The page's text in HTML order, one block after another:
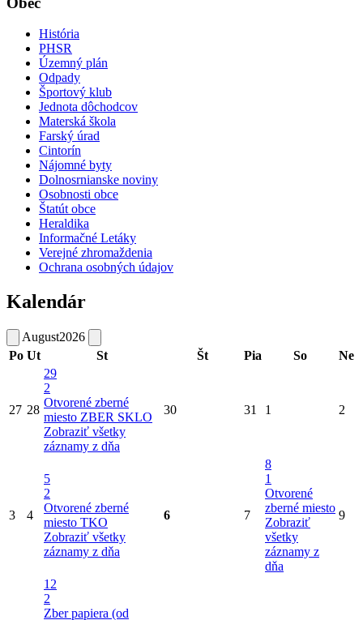
História
PHSR
Územný plán
Odpady
Športový klub
Jednota dôchodcov
Materská škola
Farský úrad
Cintorín
Nájomné byty
Dolnosrnianske noviny
Osobnosti obce
Štatút obce
Heraldika
Informačné Letáky
Verejné zhromaždenia
Ochrana osobných údajov
Kalendár
August2026
Po Ut St Št Pia So Ne
27 28
29
2
Otvorené zberné
miesto ZBER SKLO
Zobraziť všetky
záznamy z dňa
30 31 1 2
3 4
5
2
Otvorené zberné
miesto TKO
Zobraziť všetky
záznamy z dňa
6 7
8
1
Otvorené
zberné miesto
Zobraziť
všetky
záznamy z
dňa
9
12
2
Zber papiera (od